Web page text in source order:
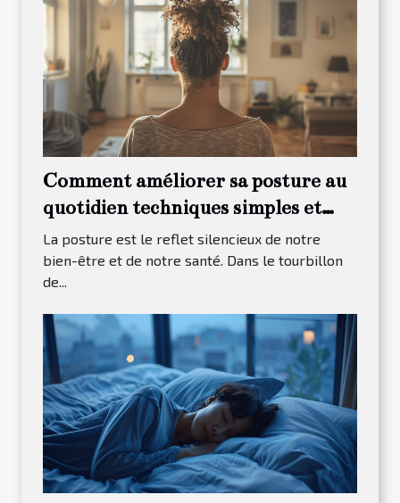
Comment améliorer sa posture au
quotidien techniques simples et
efficaces
La posture est le reflet silencieux de notre
bien-être et de notre santé. Dans le tourbillon
de...